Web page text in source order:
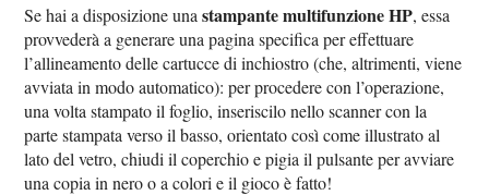
Se hai a disposizione unastampante multifunzione HP, essa
provvederà a generare una pagina specifica per effettuare
l’allineamento delle cartucce di inchiostro (che, altrimenti, viene
avviata in modo automatico): per procedere con l’operazione,
una volta stampato il foglio, inseriscilo nello scanner con la
parte stampata verso il basso, orientato così come illustrato al
lato del vetro, chiudi il coperchio e pigia il pulsante per avviare
una copia in nero o a colori e il gioco è fatto!